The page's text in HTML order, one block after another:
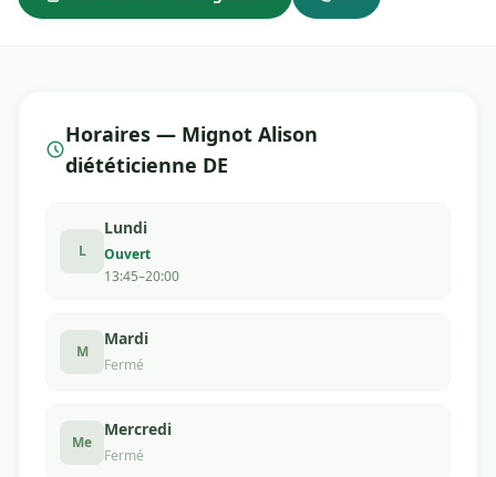
Horaires — Mignot Alison
diététicienne DE
L
Lundi
Ouvert
13:45–20:00
M
Mardi
Fermé
Me
Mercredi
Fermé